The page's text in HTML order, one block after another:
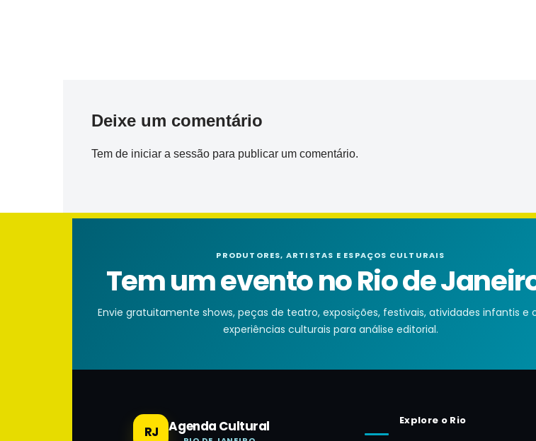
Deixe um comentário
Tem de iniciar a sessão para publicar um comentário.
PRODUTORES, ARTISTAS E ESPAÇOS CULTURAIS
Tem um evento no Rio de
Envie gratuitamente shows, peças de teatro, exposições, festivais, atividades infantis e
experiências culturais para análise editorial.
RJ Agenda Cultural Explore o Rio